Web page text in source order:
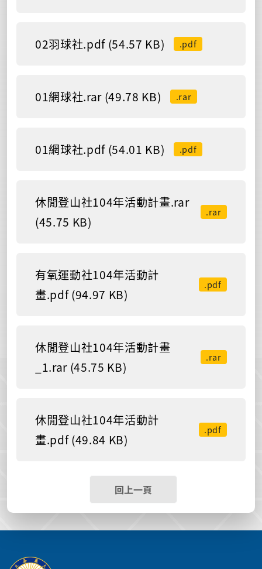
02羽球社.pdf (54.57 KB) .pdf
01網球社.rar (49.78 KB) .rar
01網球社.pdf (54.01 KB) .pdf
休閒登山社104年活動計畫.rar
(45.75 KB)
.rar
有氧運動社104年活動計
畫.pdf (94.97 KB)
.pdf
休閒登山社104年活動計畫
_1.rar (45.75 KB)
.rar
休閒登山社104年活動計
畫.pdf (49.84 KB)
.pdf
回上一頁